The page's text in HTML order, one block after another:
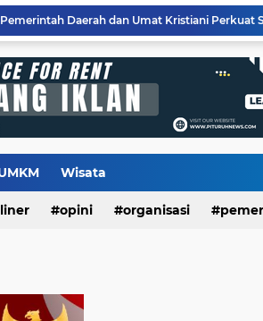
Flashback Program PITULUNGAN Yuli–Dion:
Wisata
opini organisasi